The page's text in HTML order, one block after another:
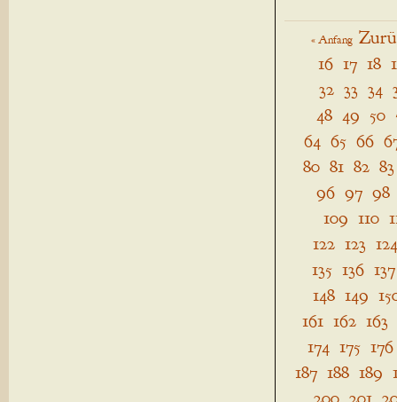
« Anfang
16 17 18
32 33 34
48 49 50
64 65 66
80 81 82 83
96 97 98
109 110
122 123 124
135 136 137
148 149
161 162 163
174 175 176
187 188 189